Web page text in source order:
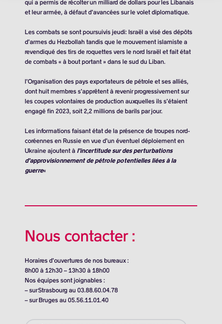
qui a permis de récolter un milliard de dollars pour les Libanais
et leur armée, à défaut d’avancées sur le volet diplomatique.
Les combats se sont poursuivis jeudi: Israël a visé des dépôts
d’armes du Hezbollah tandis que le mouvement islamiste a
revendiqué des tirs de roquettes vers le nord Israël et fait état
de combats « à bout portant » dans le sud du Liban.
l’Organisation des pays exportateurs de pétrole et ses alliés,
dont huit membres s’apprêtent à revenir progressivement sur
les coupes volontaires de production auxquelles ils s’étaient
engagé fin 2023, soit 2,2 millions de barils par jour.
Les informations faisant état de la présence de troupes nord-
coréennes en Russie en vue d’un éventuel déploiement en
Ukraine ajoutent à l’incertitude sur des perturbations
d’approvisionnement de pétrole potentielles liées à la
guerre«
Nous contacter :
Horaires d’ouvertures de nos bureaux :
8h00 à 12h30 – 13h30 à 18h00
Nos équipes sont joignables :
– sur Strasbourg au 03.88.60.04.78
– sur Bruges au 05.56.11.01.40